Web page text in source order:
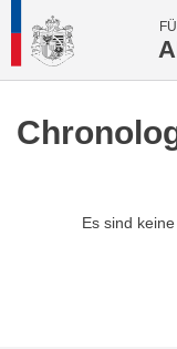
Es sind